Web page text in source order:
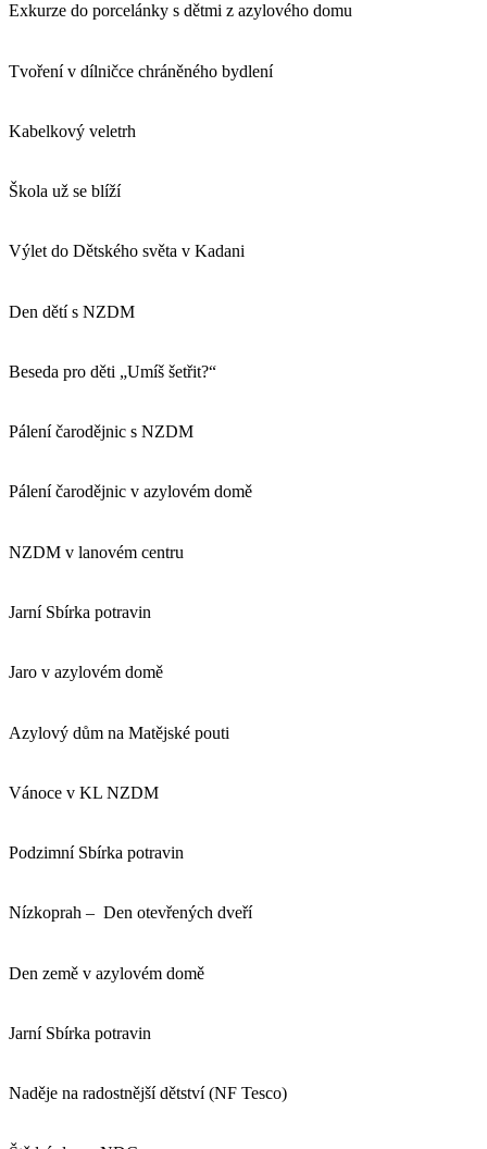
Exkurze do porcelánky s dětmi z azylového domu
Tvoření v dílničce chráněného bydlení
Kabelkový veletrh
Škola už se blíží
Výlet do Dětského světa v Kadani
Den dětí s NZDM
Beseda pro děti „Umíš šetřit?“
Pálení čarodějnic s NZDM
Pálení čarodějnic v azylovém domě
NZDM v lanovém centru
Jarní Sbírka potravin
Jaro v azylovém domě
Azylový dům na Matějské pouti
Vánoce v KL NZDM
Podzimní Sbírka potravin
Nízkoprah – ⁠ Den otevřených dveří
Den země v azylovém domě
Jarní Sbírka potravin
Naděje na radostnější dětství (NF Tesco)